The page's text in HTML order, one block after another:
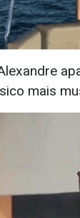
mais